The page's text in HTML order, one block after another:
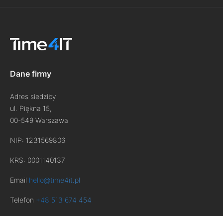
Dane firmy
Adres siedziby
ul. Piękna 15,
00-549 Warszawa
NIP: 1231569806
KRS: 0001140137
Email hello@time4it.pl
Telefon +48 513 674 454